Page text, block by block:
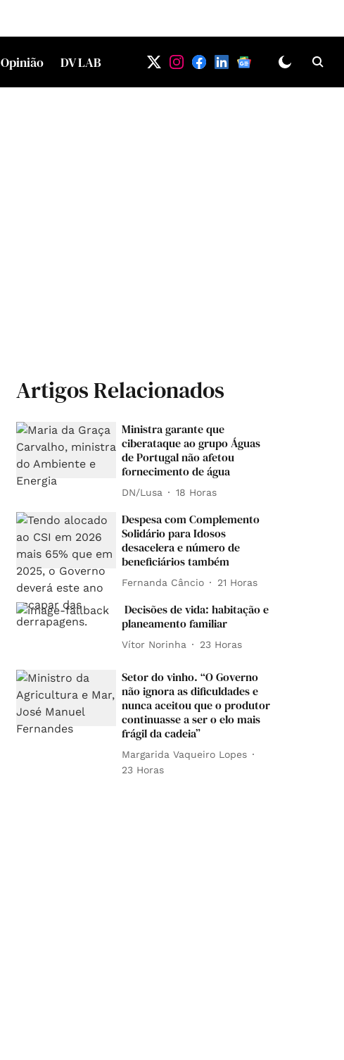
Opinião DV LAB
Artigos Relacionados
Ministra garante que
ciberataque ao grupo Águas
de Portugal não afetou
fornecimento de água
DN/Lusa 18 Horas
Despesa com Complemento
Solidário para Idosos
desacelera e número de
beneficiários também
Fernanda Câncio 21 Horas
Decisões de vida: habitação e
planeamento familiar
Vítor Norinha 23 Horas
Setor do vinho. “O Governo
não ignora as dificuldades e
nunca aceitou que o produtor
continuasse a ser o elo mais
frágil da cadeia”
Margarida Vaqueiro Lopes
23 Horas